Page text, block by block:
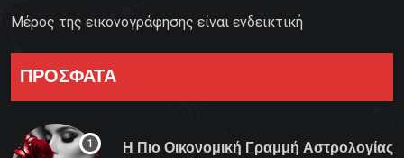
Μέρος της εικονογράφησης είναι ενδεικτική
ΠΡΟΣΦΑΤΑ
Η Πιο Οικονομική Γραμμή Αστρολογίας